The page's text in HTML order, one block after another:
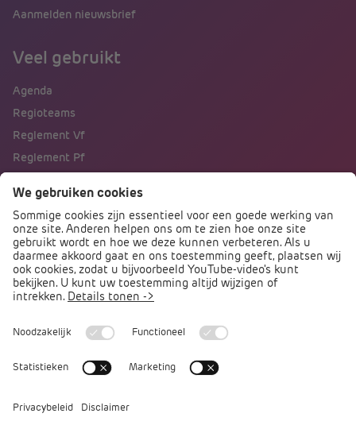
Aanmelden nieuwsbrief
Veel gebruikt
Agenda
Regioteams
Reglement Vf
Reglement Pf
Direct naar
Podcast PO praat
Arbocatalogus PO
Arbomeester